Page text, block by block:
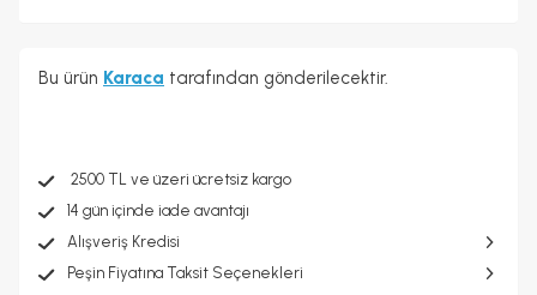
Bu ürün Karaca tarafından gönderilecektir.
2500 TL ve üzeri ücretsiz kargo
14 gün içinde iade avantajı
Alışveriş Kredisi
Peşin Fiyatına Taksit Seçenekleri